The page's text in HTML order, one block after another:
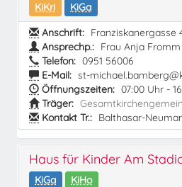
KiKri
KiGa
Anschrift: Franziskanergasse
Ansprechp.: Frau Anja Fromm
Telefon: 0951 56006
E-Mail: st-
Öffnungszeiten: 07:00 Uhr -
Träger:
Kontakt Tr.: Balthasar-
Haus für Kinder Am
KiGa
KiHo